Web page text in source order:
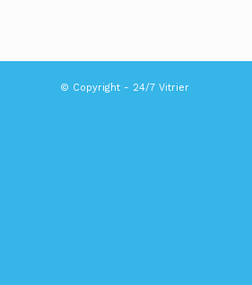
© Copyright - 24/7 Vitrier